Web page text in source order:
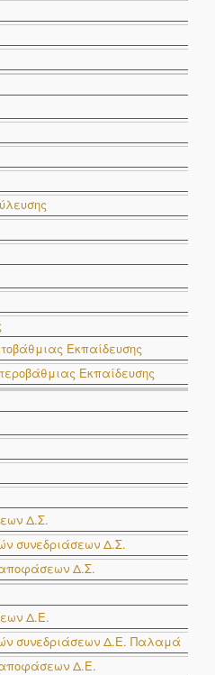
Εκπαίδευσης
Εκπαίδευσης
Δ.Σ.
συνεδριάσεων Δ.Σ.
αποφάσεων Δ.Σ.
Δ.Ε.
συνεδριάσεων Δ.E. Παλαμά
αποφάσεων Δ.Ε.